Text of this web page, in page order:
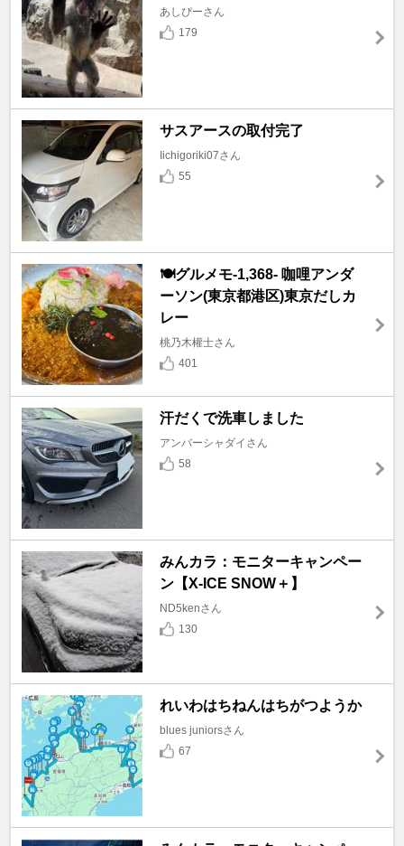
あしぴーさん
179
サスアースの取付完了
Iichigoriki07さん
55
🍽️グルメモ-1,368- 咖哩アンダ
ーソン(東京都港区)東京だしカ
レー
桃乃木權士さん
401
汗だくで洗車しました
アンバーシャダイさん
58
みんカラ：モニターキャンペー
ン【X-ICE SNOW＋】
ND5kenさん
130
れいわはちねんはちがつようか
blues juniorsさん
67